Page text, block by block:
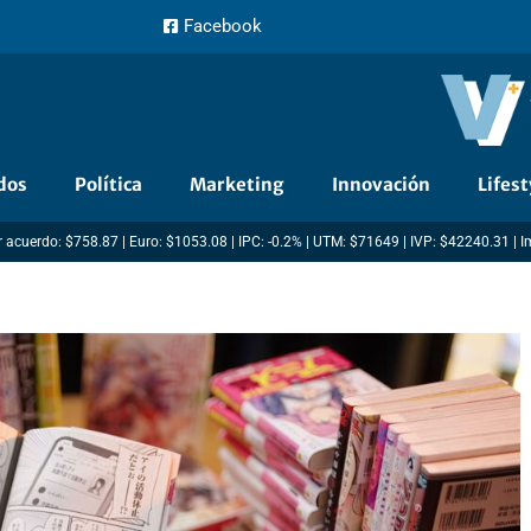
Facebook
Política Marketing Innovación
$758.87 | Euro: $1053.08 | IPC: -0.2% | UTM: $71649 | IVP: $42240.31 |